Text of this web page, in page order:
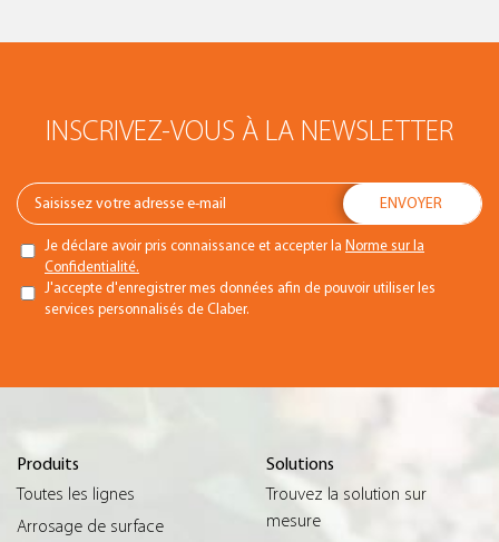
INSCRIVEZ-VOUS À LA NEWSLETTER
Je déclare avoir pris connaissance et accepter la Norme sur la
Confidentialité.
J'accepte d'enregistrer mes données afin de pouvoir utiliser les
services personnalisés de Claber.
Produits
Toutes les lignes
Arrosage de surface
Solutions
Trouvez la solution sur
mesure